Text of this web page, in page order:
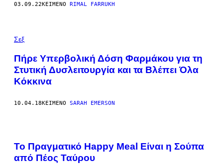
03.09.22ΚΕΊΜΕΝΟ RIMAL FARRUKH
Σεξ
Πήρε Υπερβολική Δόση Φαρμάκου για τη
Στυτική Δυσλειτουργία και τα Βλέπει Όλα
Κόκκινα
10.04.18ΚΕΊΜΕΝΟ SARAH EMERSON
Το Πραγματικό Happy Meal Είναι η Σούπα
από Πέος Ταύρου